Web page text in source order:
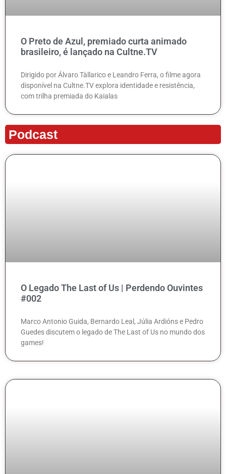
O Preto de Azul, premiado curta animado
brasileiro, é lançado na Cultne.TV
Dirigido por Álvaro Tàllarico e Leandro Ferra, o filme agora
disponível na Cultne.TV explora identidade e resistência,
com trilha premiada do Kaialas
Podcast
O Legado The Last of Us | Perdendo Ouvintes
#002
Marco Antonio Guida, Bernardo Leal, Júlia Ardións e Pedro
Guedes discutem o legado de The Last of Us no mundo dos
games!